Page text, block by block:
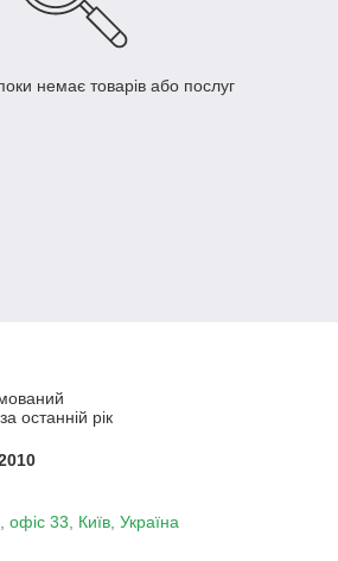
немає товарів або послуг
останній рік
33, Київ, Україна